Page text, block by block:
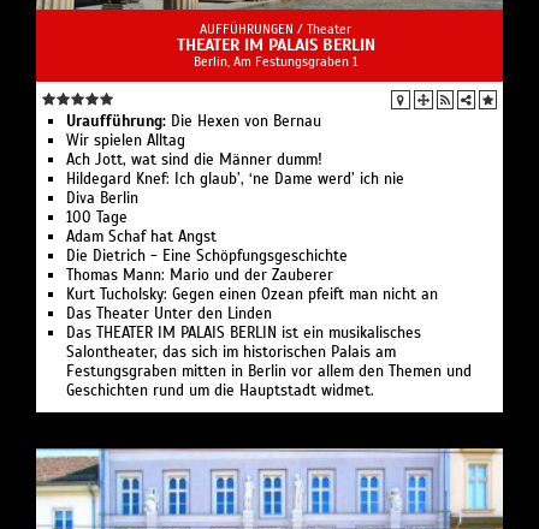
AUFFÜHRUNGEN / Theater
THEATER IM PALAIS BERLIN
Berlin, Am Festungsgraben 1
Uraufführung: Die Hexen von Bernau
Wir spielen Alltag
Ach Jott, wat sind die Männer dumm!
Hildegard Knef: Ich glaub’, ‘ne Dame werd’ ich nie
Diva Berlin
100 Tage
Adam Schaf hat Angst
Die Dietrich - Eine Schöpfungsgeschichte
Thomas Mann: Mario und der Zauberer
Kurt Tucholsky: Gegen einen Ozean pfeift man nicht an
Das Theater Unter den Linden
Das THEATER IM PALAIS BERLIN ist ein musikalisches
Salontheater, das sich im historischen Palais am
Festungsgraben mitten in Berlin vor allem den Themen und
Geschichten rund um die Hauptstadt widmet.